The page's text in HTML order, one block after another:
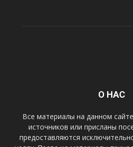
О НАС
Все материалы на данном
источников или присланы
предоставляются